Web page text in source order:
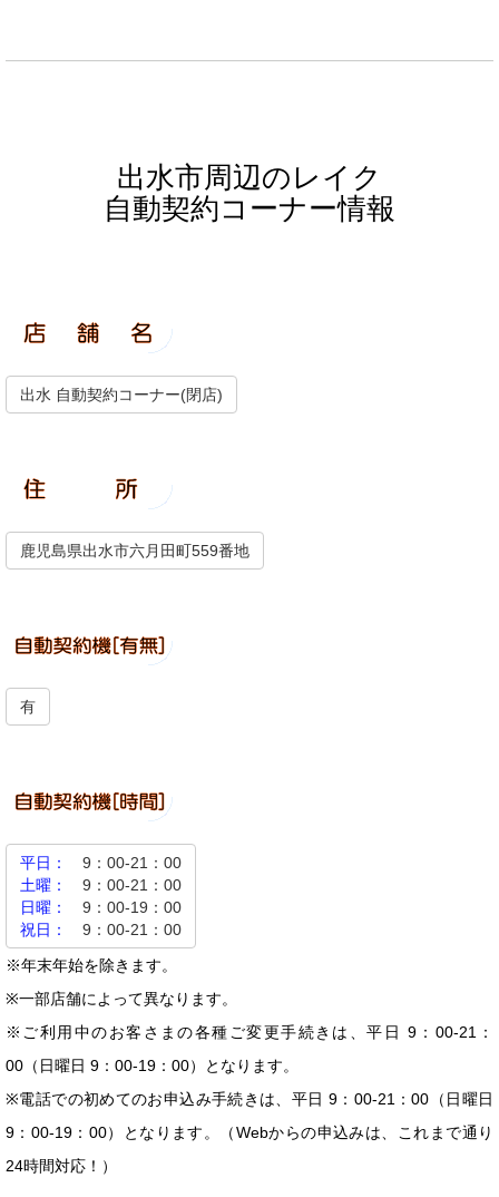
出水市周辺のレイク
自動契約コーナー情報
出水 自動契約コーナー(閉店)
鹿児島県出水市六月田町559番地
有
平日：
9：00-21：00
土曜：
9：00-21：00
日曜：
9：00-19：00
祝日：
9：00-21：00
※年末年始を除きます。
※一部店舗によって異なります。
※ご利用中のお客さまの各種ご変更手続きは、平日 9：00-21：
00（日曜日 9：00-19：00）となります。
※電話での初めてのお申込み手続きは、平日 9：00-21：00（日曜日
9：00-19：00）となります。（Webからの申込みは、これまで通り
24時間対応！）